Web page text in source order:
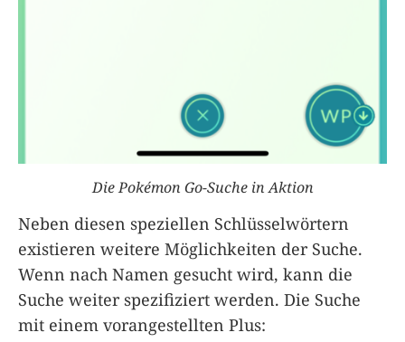
Die Pokémon Go-Suche in Aktion
Neben diesen speziellen Schlüsselwörtern
existieren weitere Möglichkeiten der Suche.
Wenn nach Namen gesucht wird, kann die
Suche weiter spezifiziert werden. Die Suche
mit einem vorangestellten Plus: